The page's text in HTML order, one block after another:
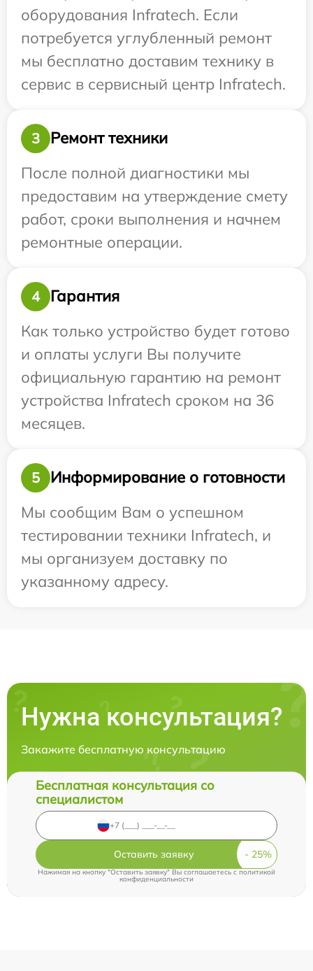
оборудования Infratech. Если
потребуется углубленный ремонт
мы бесплатно доставим технику в
сервис в сервисный центр Infratech.
3
Ремонт техники
После полной диагностики мы
предоставим на утверждение смету
работ, сроки выполнения и начнем
ремонтные операции.
4
Гарантия
Как только устройство будет готово
и оплаты услуги Вы получите
официальную гарантию на ремонт
устройства Infratech сроком на 36
месяцев.
5
Информирование о готовности
Мы сообщим Вам о успешном
тестировании техники Infratech, и
мы организуем доставку по
указанному адресу.
Нужна консультация?
Закажите бесплатную консультацию
Бесплатная консультация со
специалистом
Оставить заявку
Нажимая на кнопку "Оставить заявку" Вы соглашаетесь cполитикой
конфиденциальности